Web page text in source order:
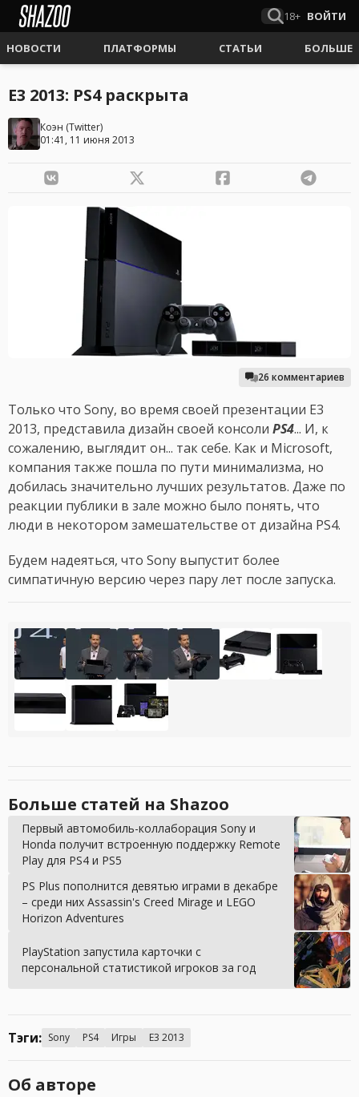
18+ ВОЙТИ
НОВОСТИ ПЛАТФОРМЫ СТАТЬИ БОЛЬШЕ
E3 2013: PS4 раскрыта
Коэн (Twitter)
01:41, 11 июня 2013
26 комментариев
Только что Sony, во время своей презентации E3
2013, представила дизайн своей консоли PS4... И, к
сожалению, выглядит он... так себе. Как и Microsoft,
компания также пошла по пути минимализма, но
добилась значительно лучших результатов. Даже по
реакции публики в зале можно было понять, что
люди в некотором замешательстве от дизайна PS4.
Будем надеяться, что Sony выпустит более
симпатичную версию через пару лет после запуска.
Больше статей на Shazoo
Первый автомобиль-коллаборация Sony и
Honda получит встроенную поддержку Remote
Play для PS4 и PS5
PS Plus пополнится девятью играми в декабре
– среди них Assassin's Creed Mirage и LEGO
Horizon Adventures
PlayStation запустила карточки с
персональной статистикой игроков за год
Тэги: Sony PS4 Игры E3 2013
Об авторе